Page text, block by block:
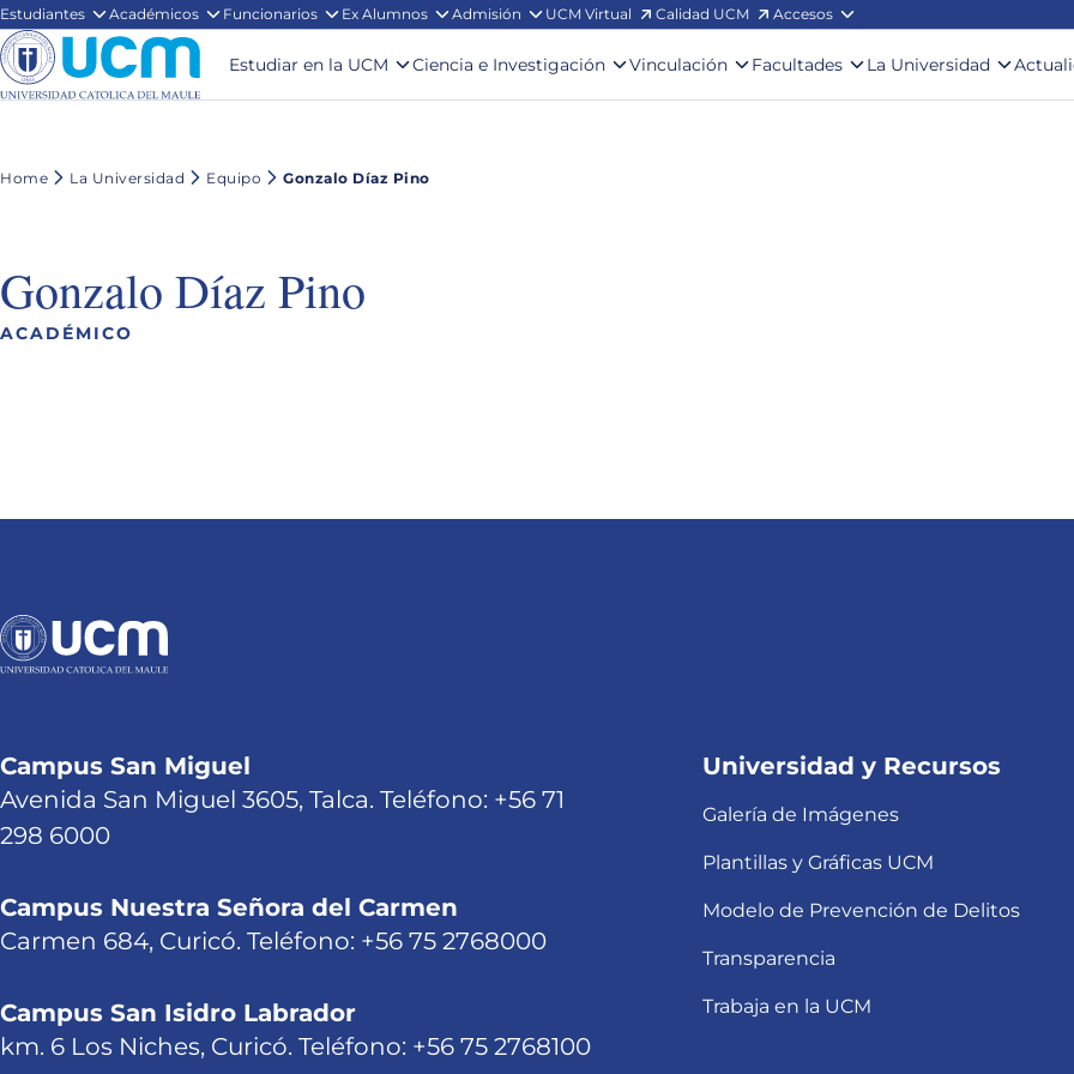
Estudiantes Académicos Funcionarios Ex Alumnos Admisión UCM Virtual Calidad UCM Accesos
Estudiar en la UCM Ciencia e Investigación Vinculación Facultades La Universidad
Home La Universidad Equipo Gonzalo Díaz Pino
Gonzalo Díaz Pino
ACADÉMICO
Campus San Miguel
Avenida San Miguel 3605, Talca. Teléfono: +56 71
298 6000
Campus Nuestra Señora del Carmen
Carmen 684, Curicó. Teléfono: +56 75 2768000
Campus San Isidro Labrador
km. 6 Los Niches, Curicó. Teléfono: +56 75 2768100
Universidad y Recursos
Galería de Imágenes
Plantillas y Gráficas UCM
Modelo de Prevención de Delitos
Transparencia
Trabaja en la UCM